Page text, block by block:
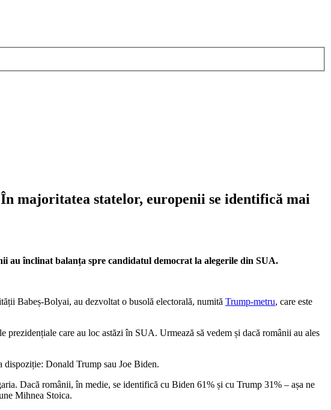
majoritatea statelor, europenii se identifică mai
au înclinat balanța spre candidatul democrat la alegerile din SUA.
Babeș-Bolyai, au dezvoltat o busolă electorală, numită Trump-metru, care este
care au loc astăzi în SUA. Urmează să vedem și dacă românii au ales
dispoziție: Donald Trump sau Joe Biden.
Dacă românii, în medie, se identifică cu Biden 61% și cu Trump 31% – așa ne
Mihnea Stoica.